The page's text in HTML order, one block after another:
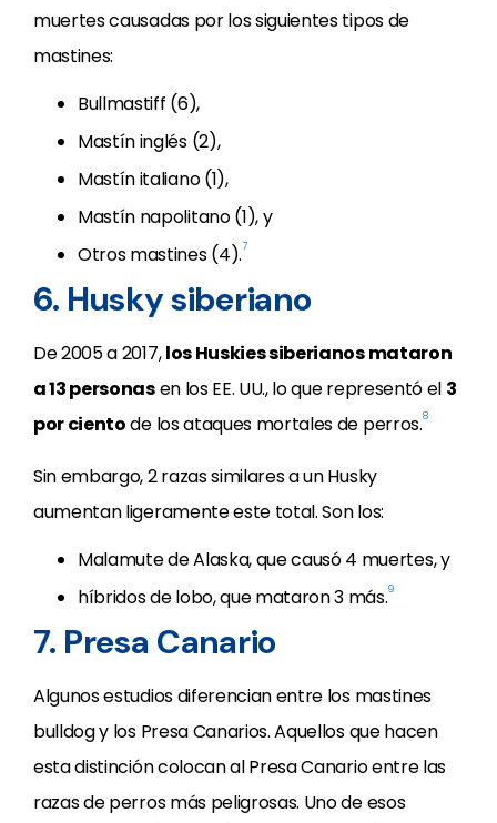
muertes causadas por los siguientes tipos de
mastines:
Bullmastiff (6),
Mastín inglés (2),
Mastín italiano (1),
Mastín napolitano (1), y
Otros mastines (4).7
6. Husky siberiano
De 2005 a 2017,los Huskies siberianos mataron
a 13 personasen los EE. UU., lo que representó el 3
por cientode los ataques mortales de perros.8
Sin embargo, 2 razas similares a un Husky
aumentan ligeramente este total. Son los:
Malamute de Alaska, que causó 4 muertes, y
híbridos de lobo, que mataron 3 más.9
7. Presa Canario
Algunos estudios diferencian entre los mastines
bulldog y los Presa Canarios. Aquellos que hacen
esta distinción colocan al Presa Canario entre las
razas de perros más peligrosas. Uno de esos